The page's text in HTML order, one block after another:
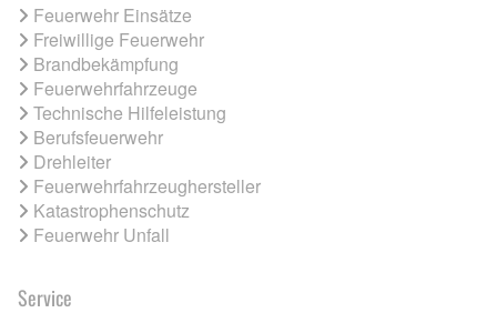
Feuerwehr Einsätze
Freiwillige Feuerwehr
Brandbekämpfung
Feuerwehrfahrzeuge
Technische Hilfeleistung
Berufsfeuerwehr
Drehleiter
Feuerwehrfahrzeughersteller
Katastrophenschutz
Feuerwehr Unfall
Service